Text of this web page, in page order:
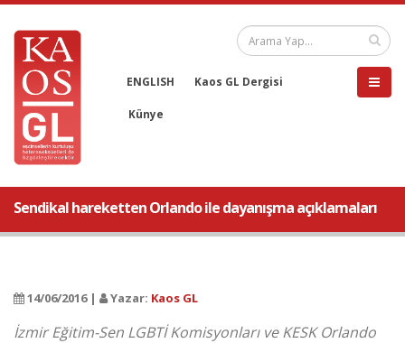
ENGLISH Kaos GL Dergisi
Künye
Sendikal hareketten Orlando ile dayanışma açıklamaları
14/06/2016 | Yazar: Kaos GL
İzmir Eğitim-Sen LGBTİ Komisyonları ve KESK Orlando